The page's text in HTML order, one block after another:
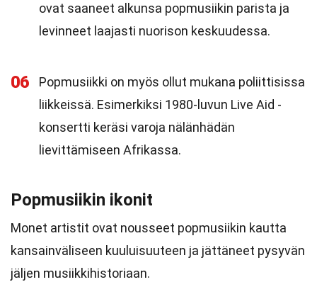
ovat saaneet alkunsa popmusiikin parista ja
levinneet laajasti nuorison keskuudessa.
06
Popmusiikki on myös ollut mukana poliittisissa
liikkeissä. Esimerkiksi 1980-luvun Live Aid -
konsertti keräsi varoja nälänhädän
lievittämiseen Afrikassa.
Popmusiikin ikonit
Monet artistit ovat nousseet popmusiikin kautta
kansainväliseen kuuluisuuteen ja jättäneet pysyvän
jäljen musiikkihistoriaan.